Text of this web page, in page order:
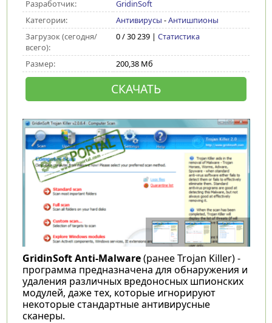
Разработчик:
GridinSoft
Категории:
Антивирусы -Антишпионы
Загрузок (сегодня/
всего):
0 / 30 239 | Статистика
Размер: 200,38 Мб
СКАЧАТЬ
GridinSoft Anti-Malware(ранееTrojan Killer) -
программа предназначена для обнаружения и
удаления различных вредоносных шпионских
модулей, даже тех, которые игнорируют
некоторые стандартные антивирусные
сканеры.